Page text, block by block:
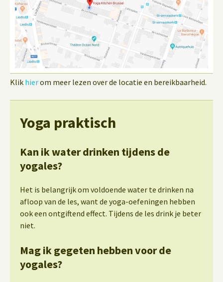
Klik hierom meer lezen over de locatie en bereikbaarheid.
Yoga praktisch
Kan ik water drinken tijdens de
yogales?
Het is belangrijk om voldoende water te drinken na
afloop van de les, want de yoga-oefeningen hebben
ook een ontgiftend effect. Tijdens de les drink je beter
niet.
Mag ik gegeten hebben voor de
yogales?